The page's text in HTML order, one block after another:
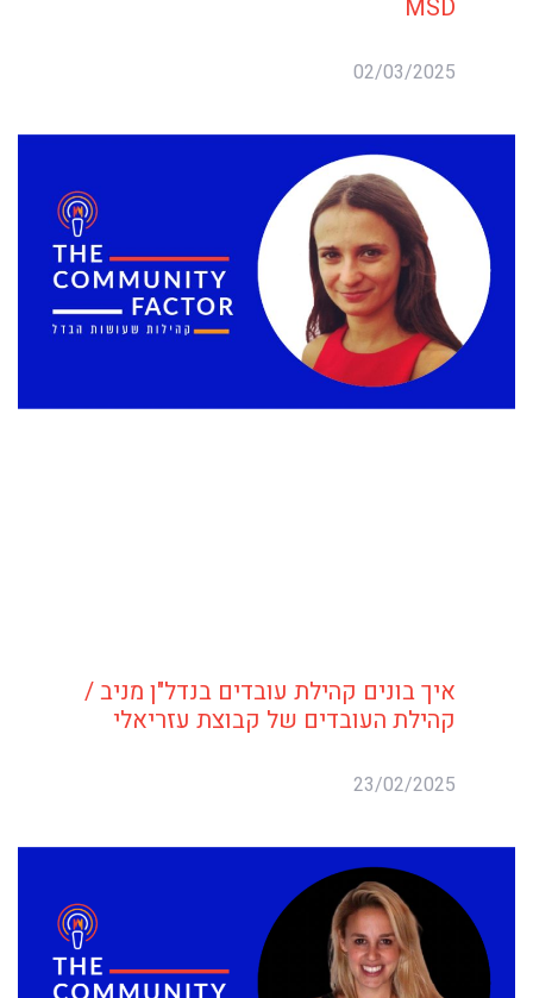
MSD
02/03/2025
איך בונים קהילת עובדים בנדל"ן מניב /
קהילת העובדים של קבוצת עזריאלי
23/02/2025